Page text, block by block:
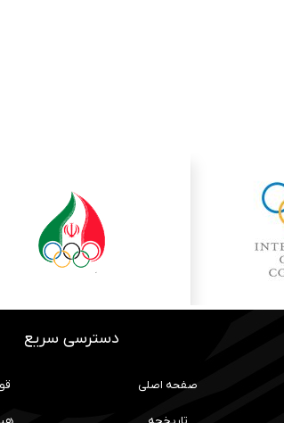
دسترسی سریع
صفحه اصلی